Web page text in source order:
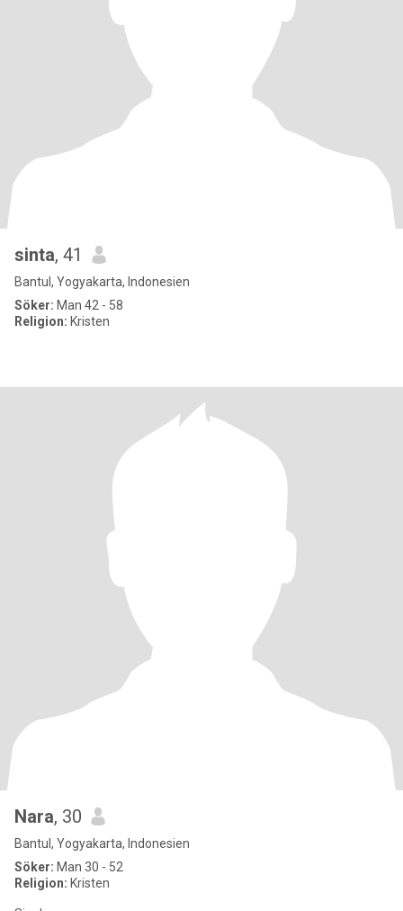
sinta, 41
Bantul, Yogyakarta, Indonesien
Söker: Man 42 - 58
Religion: Kristen
Nara, 30
Bantul, Yogyakarta, Indonesien
Söker: Man 30 - 52
Religion: Kristen